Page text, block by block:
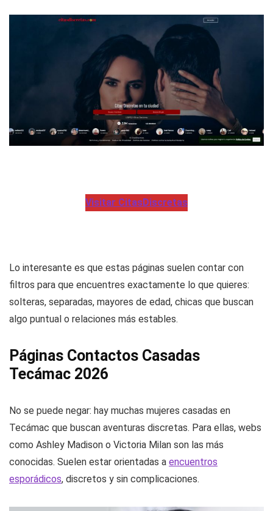
Visitar CitasDiscretas
Lo interesante es que estas páginas suelen contar con
filtros para que encuentres exactamente lo que quieres:
solteras, separadas, mayores de edad, chicas que buscan
algo puntual o relaciones más estables.
Páginas Contactos Casadas
Tecámac 2026
No se puede negar: hay muchas mujeres casadas en
Tecámac que buscan aventuras discretas. Para ellas, webs
como Ashley Madison o Victoria Milan son las más
conocidas. Suelen estar orientadas a encuentros
esporádicos, discretos y sin complicaciones.